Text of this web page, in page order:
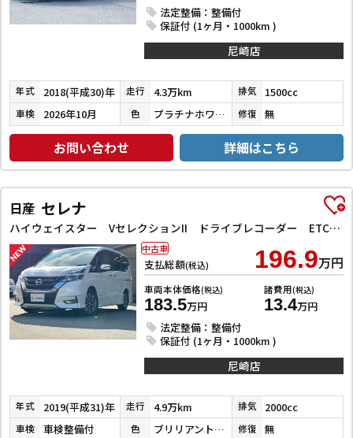
法定整備：整備付
保証付 (1ヶ月・1000km )
尼崎店
年式 2018(平成30)年 走行 4.3万km 排気 1500cc
車検 2026年10月 色 プラチナホワイトパール 修復 無
お問い合わせ 詳細はこちら
日産 セレナ
ハイウェイスター VセレクションII ドライブレコーダー ETC バックカメラ サイドカメラ ナビ TV クリアランスソナー オートクルーズコントロール パークアシスト 衝突被害軽減システム 両側電動スライドドア オートライト
支払総額(税込) 196.9万円
車両本体価格(税込)
183.5万円
諸費用(税込)
13.4万円
法定整備：整備付
保証付 (1ヶ月・1000km )
中古車
尼崎店
年式 2019(平成31)年 走行 4.9万km 排気 2000cc
車検 車検整備付 色 ブリリアントホワイトパール３コートパール 修復 無